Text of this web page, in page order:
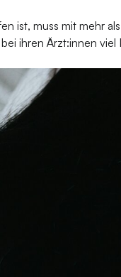
muss mit mehr
ihren Ärzt:innen